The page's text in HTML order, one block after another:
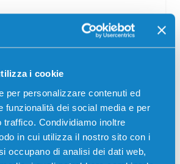
i cookie
per personalizzare contenuti ed
funzionalità dei social media e per
traffico. Condividiamo inoltre
in cui utilizza il nostro sito con i
occupano di analisi dei dati web,
compatibile Canon
compatibile Canon 2772B003 C-
pagine per Stampanti: Canon
Canon IMAGERUNNER 2525, Canon
Canon IMAGERUNNER 2530I, Canon